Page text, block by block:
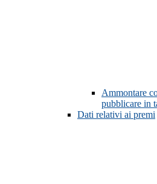
Ammontare
pubblicare in
Dati relativi ai premi